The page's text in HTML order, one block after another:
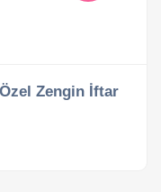
Özel Zengin İftar